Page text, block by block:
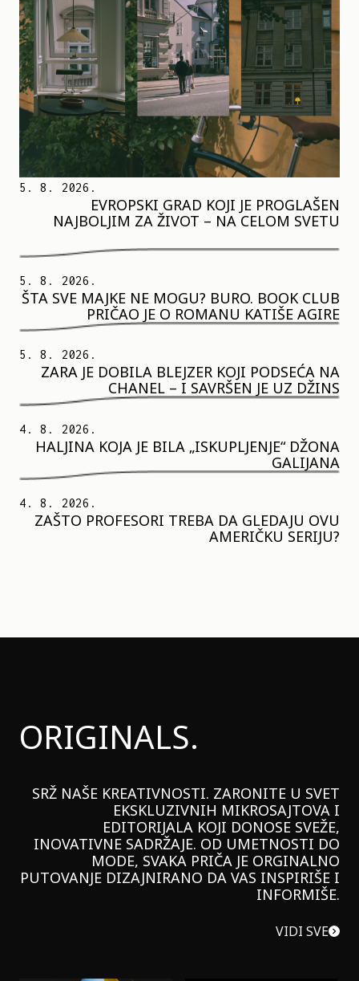
5. 8. 2026.
EVROPSKI GRAD KOJI JE PROGLAŠEN
NAJBOLJIM ZA ŽIVOT – NA CELOM SVETU
5. 8. 2026.
ŠTA SVE MAJKE NE MOGU? BURO. BOOK CLUB
PRIČAO JE O ROMANU KATIŠE AGIRE
5. 8. 2026.
ZARA JE DOBILA BLEJZER KOJI PODSEĆA NA
CHANEL – I SAVRŠEN JE UZ DŽINS
4. 8. 2026.
HALJINA KOJA JE BILA „ISKUPLJENJE“ DŽONA
GALIJANA
4. 8. 2026.
ZAŠTO PROFESORI TREBA DA GLEDAJU OVU
AMERIČKU SERIJU?
ORIGINALS.
SRŽ NAŠE KREATIVNOSTI. ZARONITE U SVET
EKSKLUZIVNIH MIKROSAJTOVA I
EDITORIJALA KOJI DONOSE SVEŽE,
INOVATIVNE SADRŽAJE. OD UMETNOSTI DO
MODE, SVAKA PRIČA JE ORGINALNO
PUTOVANJE DIZAJNIRANO DA VAS INSPIRIŠE I
INFORMIŠE.
VIDI SVE